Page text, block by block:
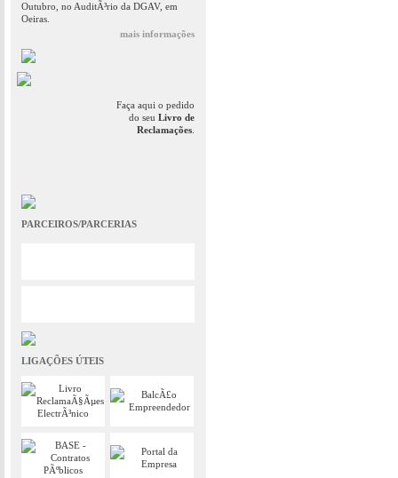
Outubro, no AuditÃ³rio da DGAV, em
Oeiras.
mais informações
Faça aqui o pedido
do seu Livro de
Reclamações
PARCEIROS/PARCERIAS
LIGAÇÕES ÚTEIS